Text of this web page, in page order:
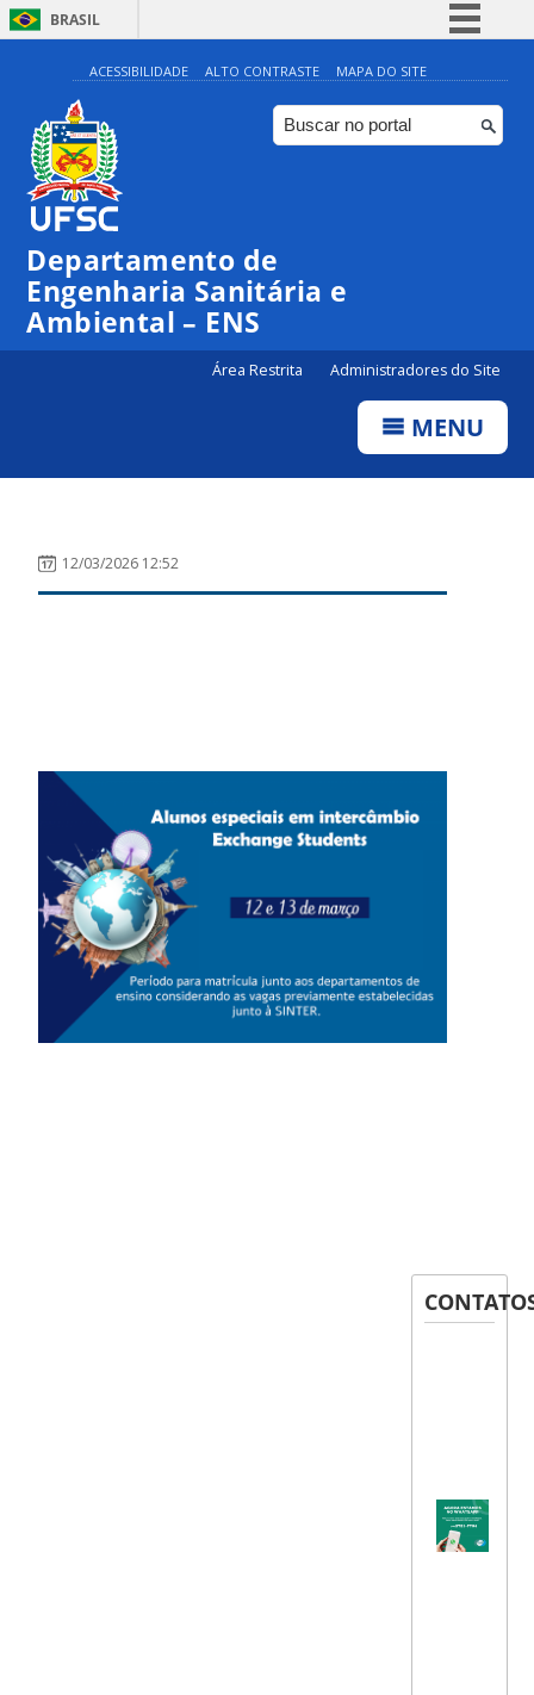
BRASIL
Simplifique!
Comunica BR
Participe
ACESSIBILIDADE ALTO CONTRASTE MAPA DO SITE
Departamento de
Engenharia Sanitária e
Ambiental – ENS
Área Restrita Administradores do Site
MENU
12/03/2026 12:52